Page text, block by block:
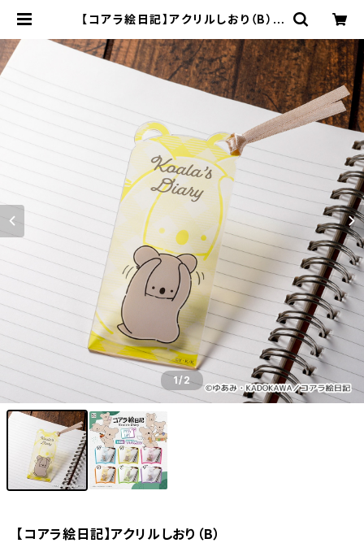
【コアラ絵日記】アクリルしおり（B） |
1/2
【コアラ絵日記】アクリルしおり（B）